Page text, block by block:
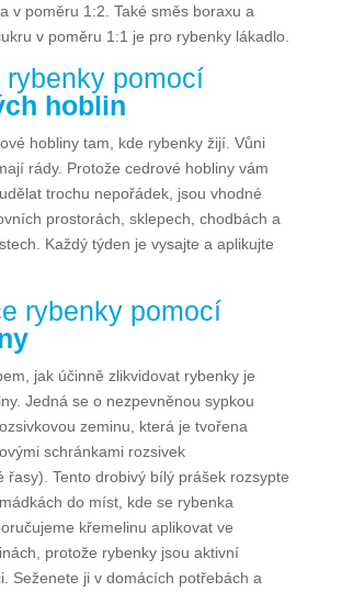
v poměru 1:2. Také směs boraxu a
v poměru 1:1 je pro rybenky lákadlo.
rybenky pomocí
hoblin
hobliny tam, kde rybenky žijí. Vůni
rády. Protože cedrové hobliny vám
trochu nepořádek, jsou vhodné
prostorách, sklepech, chodbách a
Každý týden je vysajte a aplikujte
rybenky pomocí
jak účinně zlikvidovat rybenky je
Jedná se o nezpevněnou sypkou
zeminu, která je tvořena
schránkami rozsivek
řasy). Tento drobivý bílý prášek rozsypte
do míst, kde se rybenka
křemelinu aplikovat ve
protože rybenky jsou aktivní
Seženete ji v domácích potřebách a